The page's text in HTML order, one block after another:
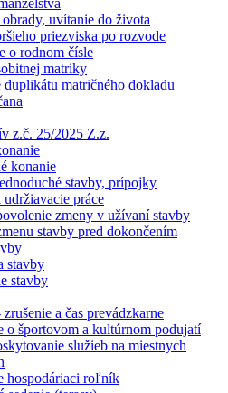
uvítanie do života
priezviska po rozvode
o rodnom čísle
matriky
duplikátu matričného dokladu
z.č. 25/2025 Z.z.
konanie
stavby, prípojky
udržiavacie práce
zmeny v užívaní stavby
stavby pred dokončením
stavby
stavby
a čas prevádzkarne
o športovom a kultúrnom podujatí
služieb na miestnych
hospodáriaci roľník